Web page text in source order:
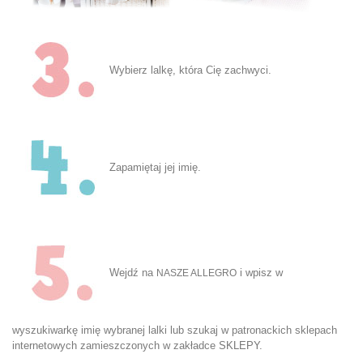
Wybierz lalkę, która Cię zachwyci.
Zapamiętaj jej imię.
Wejdź na NASZE ALLEGRO i wpisz w
wyszukiwarkę imię wybranej lalki lub szukaj w patronackich sklepach
internetowych zamieszczonych w zakładce SKLEPY.